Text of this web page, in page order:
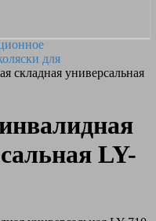
для
складная универсальная
LY-